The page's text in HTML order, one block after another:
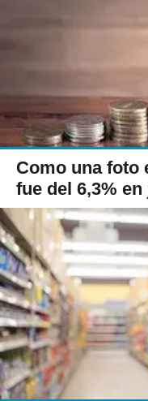
Como una foto
fue del 6,3%